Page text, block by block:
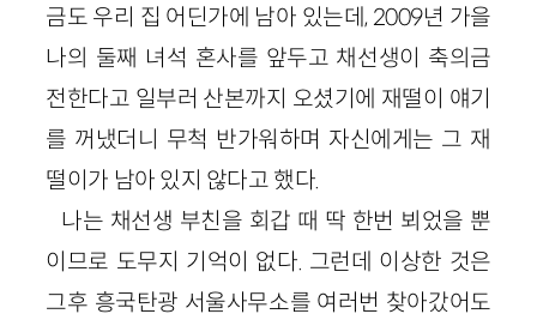
금도 우리 집 어딘가에 남아 있는데, 2009년 가을
나의 둘째 녀석 혼사를 앞두고 채선생이 축의금
전한다고 일부러 산본까지 오셨기에 재떨이 얘기
를 꺼냈더니 무척 반가워하며 자신에게는 그 재
떨이가 남아 있지 않다고 했다.
나는 채선생 부친을 회갑 때 딱 한번 뵈었을 뿐
이므로 도무지 기억이 없다. 그런데 이상한 것은
그후 흥국탄광 서울사무소를 여러번 찾아갔어도